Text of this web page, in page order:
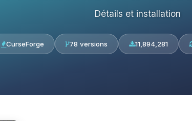
Détails et installation
CurseForge 78 versions 11,894,281